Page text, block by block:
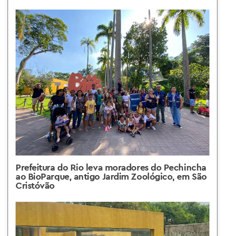
Prefeitura do Rio leva moradores do Pechincha
ao BioParque, antigo Jardim Zoológico, em São
Cristóvão